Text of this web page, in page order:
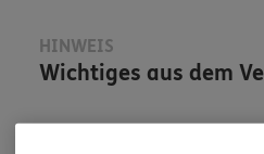
HINWEIS
Wichtiges aus dem